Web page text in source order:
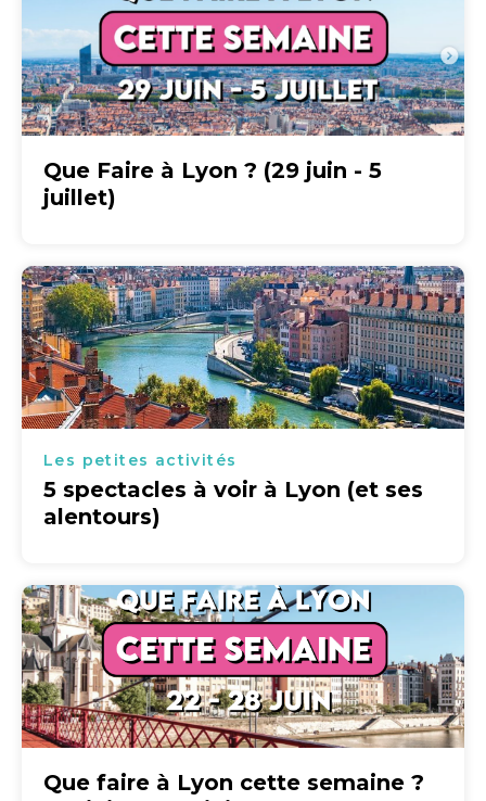
Que Faire à Lyon ? (29 juin - 5
juillet)
Les petites activités
5 spectacles à voir à Lyon (et ses
alentours)
Que faire à Lyon cette semaine ?